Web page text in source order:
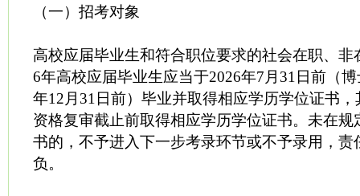
（一）招考对象
高校应届毕业生和符合职位要求的社会在职、非
6年高校应届毕业生应当于2026年7月31日前（
年12月31日前）毕业并取得相应学历学位证书
资格复审截止前取得相应学历学位证书。未在规
书的，不予进入下一步考录环节或不予录用，责
负。